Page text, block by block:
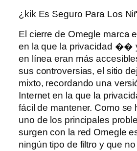
¿kik Es Seguro Para Los
El cierre de Omegle marca
en la que la privacidad ��
en línea eran más
sus controversias, el sitio
mixto, recordando una
Internet en la que la
fácil de mantener. Como se
uno de los principales
surgen con la red Omegle
ningún tipo de filtro y que